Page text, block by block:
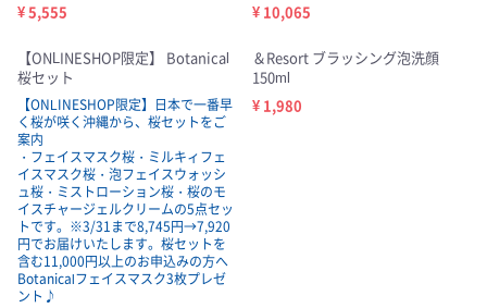
¥ 5,555 ¥ 10,065
【ONLINESHOP限定】 Botanical
桜セット
【ONLINESHOP限定】日本で一番早
く桜が咲く沖縄から、桜セットをご
案内
・フェイスマスク桜・ミルキィフェ
イスマスク桜・泡フェイスウォッシ
ュ桜・ミストローション桜・桜のモ
イスチャージェルクリームの5点セッ
トです。※3/31まで8,745円→7,920
円でお届けいたします。桜セットを
含む11,000円以上のお申込みの方へ
Botanicalフェイスマスク3枚プレゼ
ント♪
＆Resort ブラッシング泡洗顔
150ml
¥ 1,980